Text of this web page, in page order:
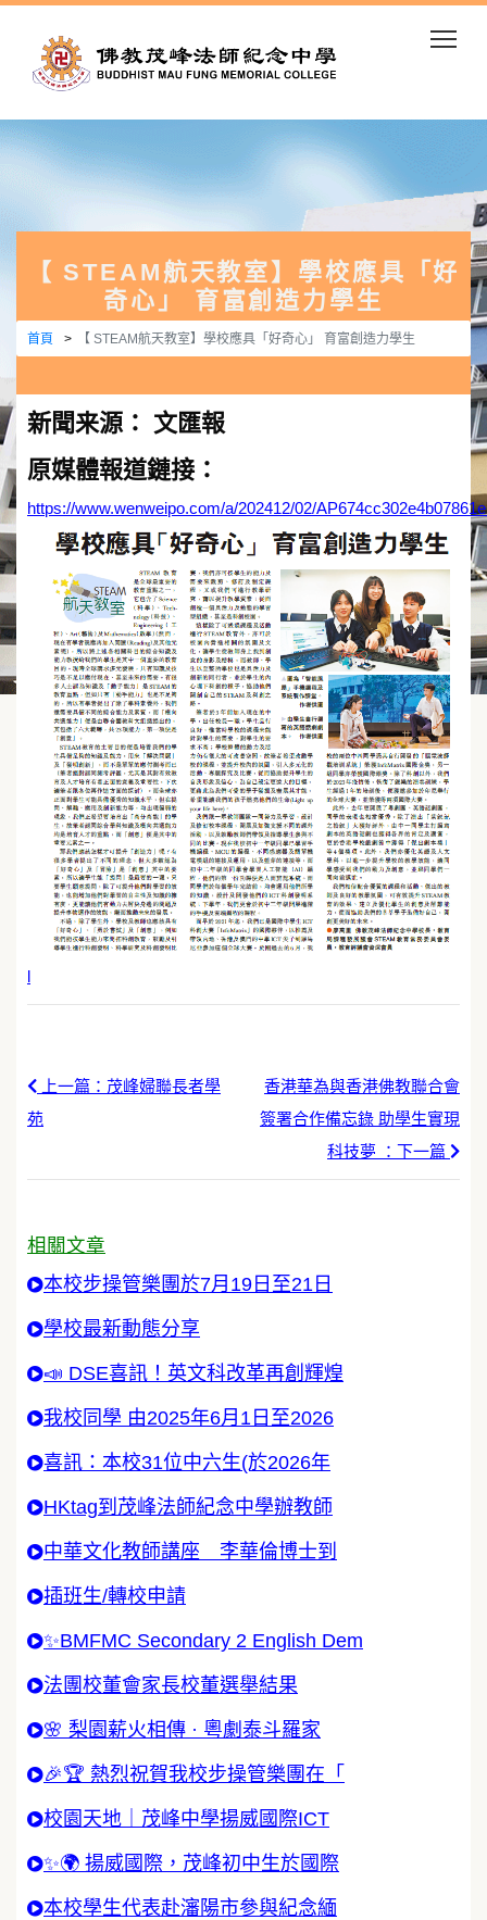
【 STEAM航天教室】學校應具「好
奇心」 育富創造力學生
首頁 【 STEAM航天教室】學校應具「好奇心」 育富創造力學生
新聞来源： 文匯報
原媒體報道鏈接：
https://www.wenweipo.com/a/202412/02/
l
上一篇：茂峰婦聯長者學
苑
香港華為與香港佛教聯合會
簽署合作備忘錄 助學生實現
科技夢 ：下一篇
相關文章
本校步操管樂團於7月19日至21日
學校最新動態分享
📣 DSE喜訊！英文科改革再創輝煌
我校同學 由2025年6月1日至2026
喜訊：本校31位中六生(於2026年
HKtag到茂峰法師紀念中學辦教師
中華文化教師講座 李華倫博士到
插班生/轉校申請
✨BMFMC Secondary 2 English Dem
法團校董會家長校董選舉結果
🌸 梨園薪火相傳 · 粵劇泰斗羅家
🎉🏆 熱烈祝賀我校步操管樂團在「
校園天地｜茂峰中學揚威國際ICT
✨🌍 揚威國際，茂峰初中生於國際
本校學生代表赴瀋陽市參與紀念緬